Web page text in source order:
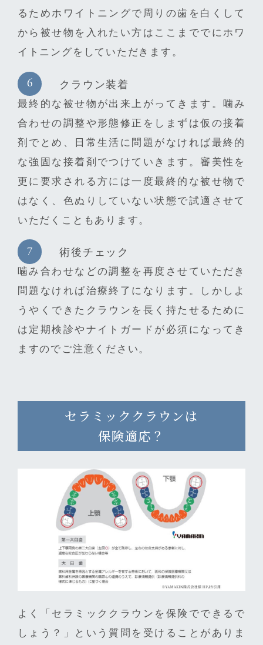
るためホワイトニングで周りの歯を白くして
から被せ物を入れたい方はここまででにホワ
イトニングをしていただきます。
クラウン装着
最終的な被せ物が出来上がってきます。噛み
合わせの調整や形態修正をしまずは仮の接着
剤でとめ、日常生活に問題がなければ最終的
な強固な接着剤でつけていきます。審美性を
更に要求される方には一度最終的な被せ物で
はなく、色ぬりしていない状態で試適させて
いただくこともあります。
術後チェック
噛み合わせなどの調整を再度させていただき
問題なければ治療終了になります。しかしよ
うやくできたクラウンを長く持たせるために
は定期検診やナイトガードが必須になってき
ますのでご注意ください。
セラミッククラウンは
保険適応？
よく「セラミッククラウンを保険でできるで
しょう？」という質問を受けることがありま